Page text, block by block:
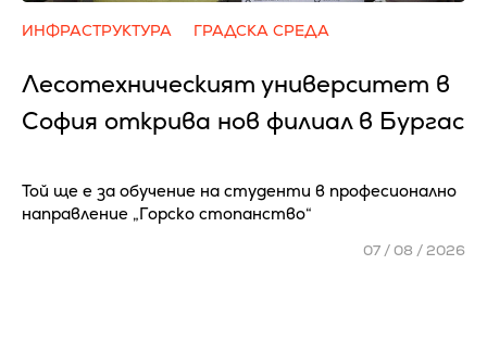
ИНФРАСТРУКТУРА ГРАДСКА СРЕДА
Лесотехническият университет в
София открива нов филиал в Бургас
Той ще е за обучение на студенти в професионално
направление „Горско стопанство“
07 / 08 / 2026